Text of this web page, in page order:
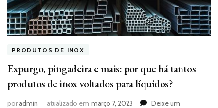
PRODUTOS DE INOX
Expurgo, pingadeira e mais: por que há tantos
produtos de inox voltados para líquidos?
poradmin atualizado em março 7, 2023
Deixe um